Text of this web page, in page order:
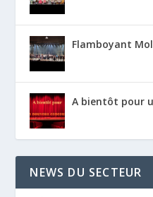
Flamboyant
A bientôt pour
NEWS DU SECTEUR